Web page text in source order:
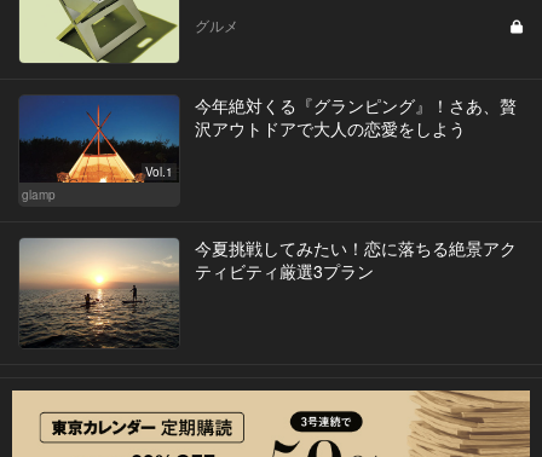
グルメ
Vol.1
glamp
今年絶対くる『グランピング』！さあ、贅
沢アウトドアで大人の恋愛をしよう
今夏挑戦してみたい！恋に落ちる絶景アク
ティビティ厳選3プラン